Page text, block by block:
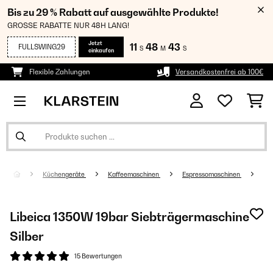
Bis zu 29 % Rabatt auf ausgewählte Produkte!
GROSSE RABATTE NUR 48H LANG!
FULLSWING29
Jetzt
einkaufen
11 S 48 M 43 S
Flexible Zahlungen Versandkostenfrei ab 100€
Küchengeräte Kaffeemaschinen Espressomaschinen
Libeica 1350W 19bar Siebträgermaschine
Silber
15 Bewertungen